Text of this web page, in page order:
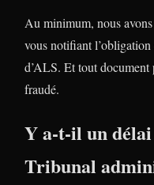
Au minimum, nous
vous notifiant
d’ALS. Et tout document
fraudé.
Y a-t-il un
Tribunal